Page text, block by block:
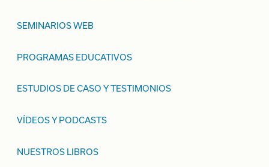
SEMINARIOS WEB
PROGRAMAS EDUCATIVOS
ESTUDIOS DE CASO Y TESTIMONIOS
VÍDEOS Y PODCASTS
NUESTROS LIBROS